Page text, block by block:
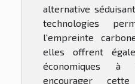
alternative
technologies
l'empreinte
elles offrent
économiques
encourager